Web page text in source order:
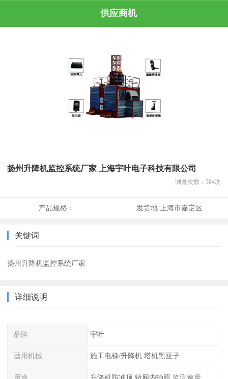
供应商机
扬州升降机监控系统厂家 上海宇叶电子科技有限公司
浏览次数： 384次
产品规格： 发货地:上海市嘉定区
关键词
扬州升降机监控系统厂家
详细说明
品牌 宇叶
适用机械 施工电梯/升降机 塔机黑匣子